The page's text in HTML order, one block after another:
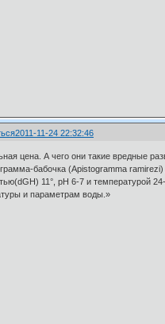
2011-11-24 22:32:46
цена. А чего они такие вредные
бабочка (Apistogramma
11°, рН 6-7 и температурой
и параметрам воды.»